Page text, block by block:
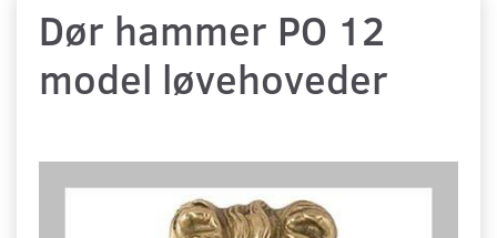
Dør hammer PO 12
model løvehoveder